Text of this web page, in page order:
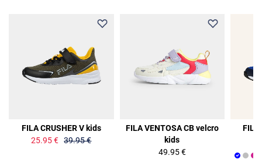
FILA CRUSHER V kids
25.95 € 39.95 €
FILA VENTOSA CB velcro
kids
49.95 €
FILA